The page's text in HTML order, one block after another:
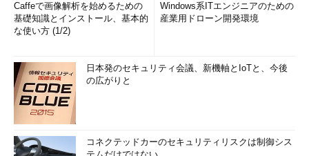
Caffeで画像解析を始めるための
基礎知識とインストール、基本的
な使い方 (1/2)
Windows系ITエンジニアのための
産業用ドローン開発環境
日本発のセキュリティ会議、新機軸とIoTと、今後
の広がりと
コネクテッドカーのセキュリティリスクは制御シス